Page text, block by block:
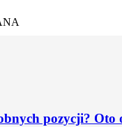
pozycji? Oto